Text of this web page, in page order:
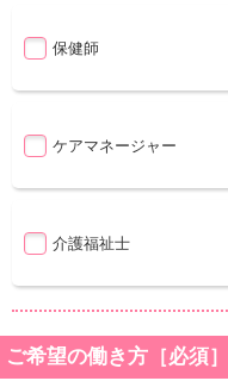
保健師
ケアマネージャー
介護福祉士
ご希望の働き方［必須］